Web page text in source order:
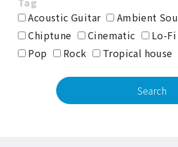
Acoustic Guitar Ambient
Chiptune
Cinematic Lo-Fi
Pop
Rock Tropical house